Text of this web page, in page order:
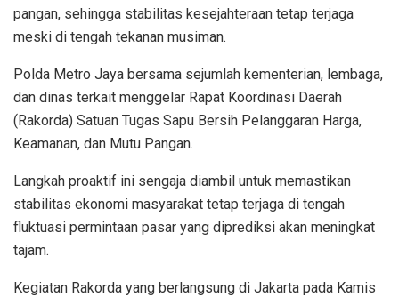
pangan, sehingga stabilitas kesejahteraan tetap terjaga
meski di tengah tekanan musiman.
Polda Metro Jaya bersama sejumlah kementerian, lembaga,
dan dinas terkait menggelar Rapat Koordinasi Daerah
(Rakorda) Satuan Tugas Sapu Bersih Pelanggaran Harga,
Keamanan, dan Mutu Pangan.
Langkah proaktif ini sengaja diambil untuk memastikan
stabilitas ekonomi masyarakat tetap terjaga di tengah
fluktuasi permintaan pasar yang diprediksi akan meningkat
tajam.
Kegiatan Rakorda yang berlangsung di Jakarta pada Kamis